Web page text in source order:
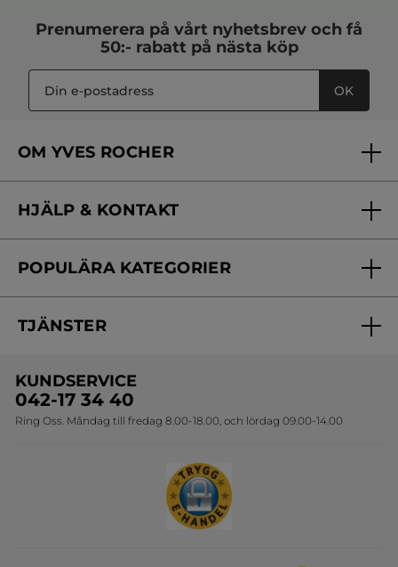
mot blemmor
30 ml
449,00 Kr
LÄGG I
Kroppskräm
Burk 125 ml
199,00 Kr
Flaska
50 ml
(161)